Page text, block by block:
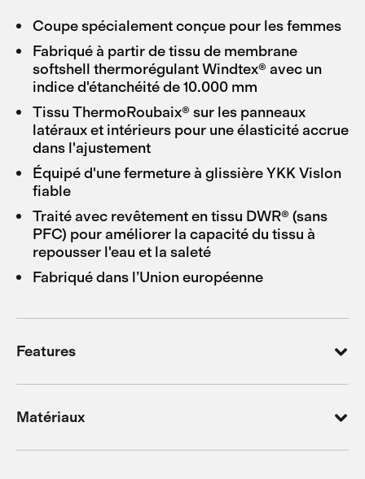
Coupe spécialement conçue pour les femmes
Fabriqué à partir de tissu de membrane
softshell thermorégulant Windtex® avec un
indice d'étanchéité de 10.000 mm
Tissu ThermoRoubaix® sur les panneaux
latéraux et intérieurs pour une élasticité accrue
dans l'ajustement
Équipé d'une fermeture à glissière YKK Vislon
fiable
Traité avec revêtement en tissu DWR® (sans
PFC) pour améliorer la capacité du tissu à
repousser l'eau et la saleté
Fabriqué dans l’Union européenne
Features
Matériaux